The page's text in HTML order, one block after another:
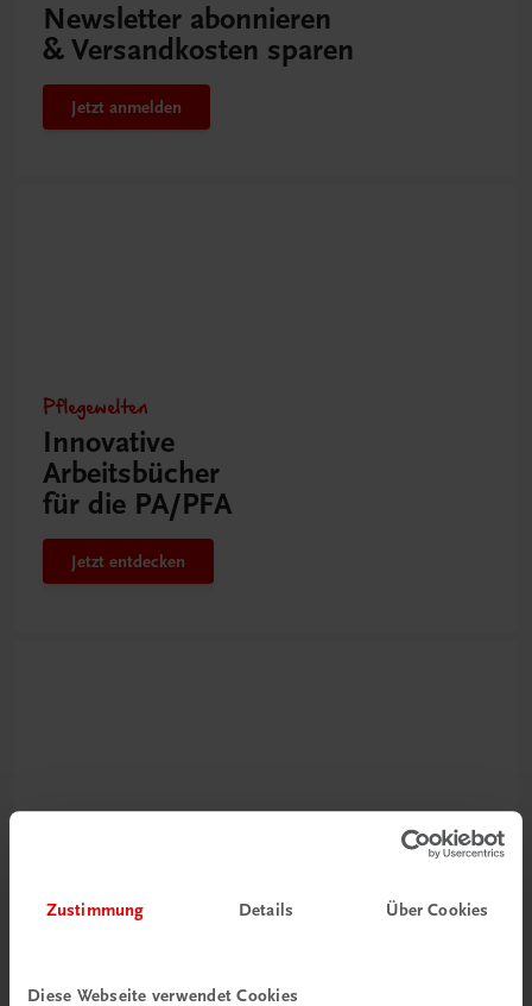
Zustimmung Details Über Cookies
Diese Webseite verwendet Cookies
Newsletter abonnieren
& Versandkosten sparen
Jetzt anmelden
Pflegewelten
Innovative
Arbeitsbücher
für die PA/PFA
Jetzt entdecken
Videos mit